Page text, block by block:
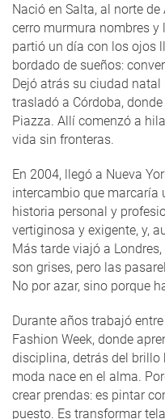
Nació en Salta, al norte
cerro murmura nombres y
partió un día con los ojos
bordado de sueños:
Dejó atrás su ciudad
trasladó a Córdoba,
Piazza. Allí comenzó a
vida sin fronteras.
En 2004, llegó a Nueva
intercambio que marcaría
historia personal y
vertiginosa y exigente, y,
Más tarde viajó a
son grises, pero las
No por azar, sino porque
Durante años trabajó
Fashion Week, donde
disciplina, detrás del brillo
moda nace en el alma.
crear prendas: es pintar
puesto. Es transformar